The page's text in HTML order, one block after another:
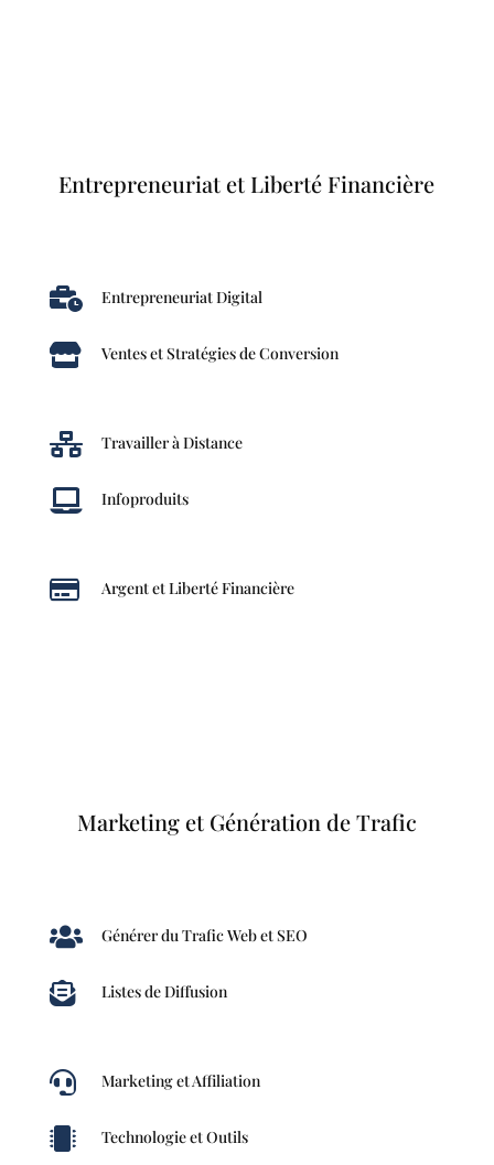
Entrepreneuriat et Liberté Financière
 Entrepreneuriat Digital
 Ventes et Stratégies de Conversion
 Travailler à Distance
 Infoproduits
 Argent et Liberté Financière
Marketing et Génération de Trafic
 Générer du Trafic Web et SEO
 Listes de Diffusion
 Marketing et Affiliation
 Technologie et Outils